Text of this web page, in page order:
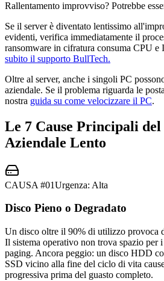
Rallentamento improvviso? Potrebbe
Se il server è diventato lentissimo
evidenti, verifica immediatamente il
ransomware in cifratura consuma CPU e
subito il supporto BullTech.
Oltre al server, anche i singoli PC
aziendale. Se il problema riguarda le
nostra guida su come velocizzare il PC.
Le 7 Cause Principali
Aziendale Lento
CAUSA #01Urgenza: Alta
Disco Pieno o Degradato
Un disco oltre il 90% di utilizzo provoca
Il sistema operativo non trova spazio per
paging. Ancora peggio: un disco HDD
SSD vicino alla fine del ciclo di vita
progressiva prima del guasto completo.